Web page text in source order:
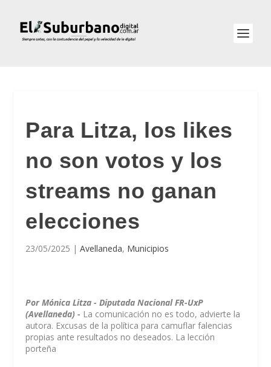
Para Litza, los likes
no son votos y los
streams no ganan
elecciones
23/05/2025 |Avellaneda, Municipios
Por Mónica Litza - Diputada Nacional FR-UxP
(Avellaneda) - La comunicación no es todo, advierte la
autora. Excusas de la política para camuflar falencias
propias ante resultados no deseados. La lección
porteña